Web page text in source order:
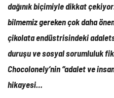
dağınık biçimiyle dikkat
bilmemiz gereken çok daha
çikolata endüstrisindeki
duruşu ve sosyal sorumluluk
Chocolonely’nin ‘’adalet ve
hikayesi…